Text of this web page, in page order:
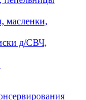
масленки,
д/СВЧ,